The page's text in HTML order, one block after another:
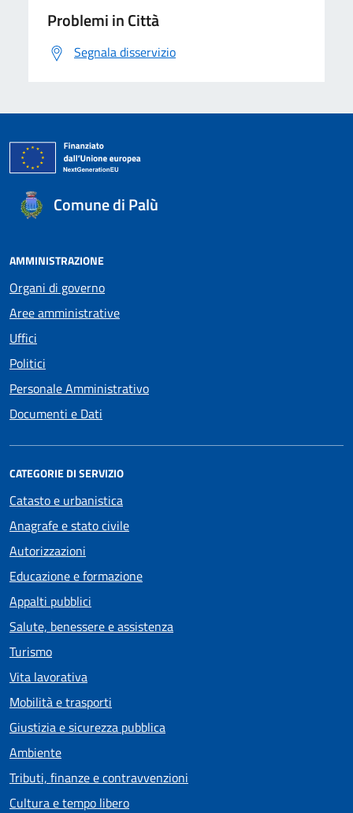
Problemi in Città
Segnala disservizio
Comune di Palù
AMMINISTRAZIONE
Organi di governo
Aree amministrative
Uffici
Politici
Personale Amministrativo
Documenti e Dati
CATEGORIE DI SERVIZIO
Catasto e urbanistica
Anagrafe e stato civile
Autorizzazioni
Educazione e formazione
Appalti pubblici
Salute, benessere e assistenza
Turismo
Vita lavorativa
Mobilità e trasporti
Giustizia e sicurezza pubblica
Ambiente
Tributi, finanze e contravvenzioni
Cultura e tempo libero